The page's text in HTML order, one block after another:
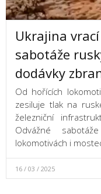
Ukrajina
sabotáže
dodávky
Od hořících
zesiluje tlak na
železniční
Odvážné
lokomotivách i
16 / 03 / 2025